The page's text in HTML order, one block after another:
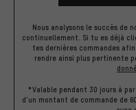
Nous analysons le succès de
continuellement. Si tu es déjà
tes dernières commandes
rendre ainsi plus pertinente
*Valable pendant 30 jours à
d'un montant de commande de